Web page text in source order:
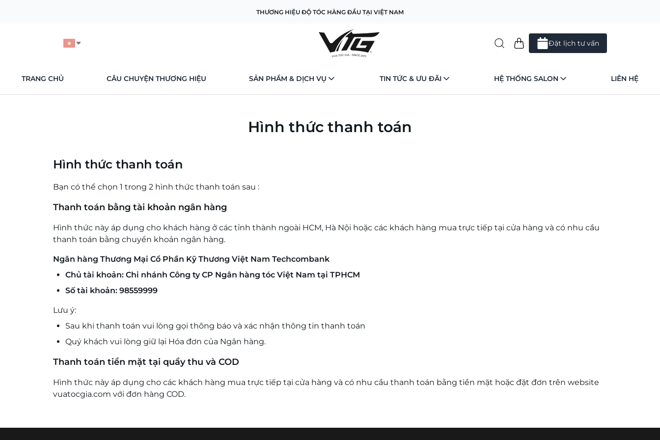
THƯƠNG HIỆU ĐỘ TÓC HÀNG ĐẦU TẠI VIỆT NAM
Đặt lịch tư vấn
TRANG CHỦ CÂU CHUYỆN THƯƠNG HIỆU SẢN PHẨM & DỊCH VỤ TIN TỨC & ƯU ĐÃI HỆ THỐNG SALON LIÊN HỆ
Hình thức thanh toán
Hình thức thanh toán
Bạn có thể chọn 1 trong 2 hình thức thanh toán sau :
Thanh toán bằng tài khoản ngân hàng
Hình thức này áp dụng cho khách hàng ở các tỉnh thành ngoài HCM, Hà Nội hoặc các khách hàng mua trực tiếp tại cửa hàng và có nhu cầu
thanh toán bằng chuyển khoản ngân hàng.
Ngân hàng Thương Mại Cổ Phần Kỹ Thương Việt Nam Techcombank
Chủ tài khoản: Chi nhánh Công ty CP Ngân hàng tóc Việt Nam tại TPHCM
Số tài khoản: 98559999
Lưu ý:
Sau khi thanh toán vui lòng gọi thông báo và xác nhận thông tin thanh toán
Quý khách vui lòng giữ lại Hóa đơn của Ngân hàng.
Thanh toán tiền mặt tại quầy thu và COD
Hình thức này áp dụng cho các khách hàng mua trực tiếp tại cửa hàng và có nhu cầu thanh toán bằng tiền mặt hoặc đặt đơn trên website
vuatocgia.com với đơn hàng COD.